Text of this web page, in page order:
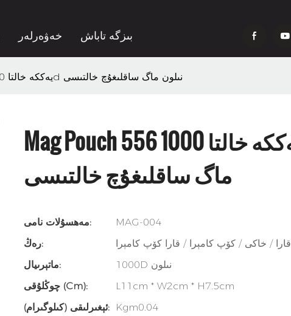
خەۋەرلەر بىزگە تاباش
Mag Pouch 556 يەككە خالتا 1000d نىلون ماگ ساقلىغۇچ خالتىسى
Mag Pouch 556 يەككە خالتا 1000d نىلون
ماگ ساقلىغۇچ خالتىسى
مەھسۇلات نامى:
MAG-004
رەڭ:
قارا / خاكى / كۆپ كامېرا / قارا كۆپ كامېرا
ماتېرىيال:
1000D نىلون
چوڭلۇقى (cm):
L11cm * W2cm * H7.5cm
ئېغىرلىقى (كىلوگىرام):
Kgm0.04